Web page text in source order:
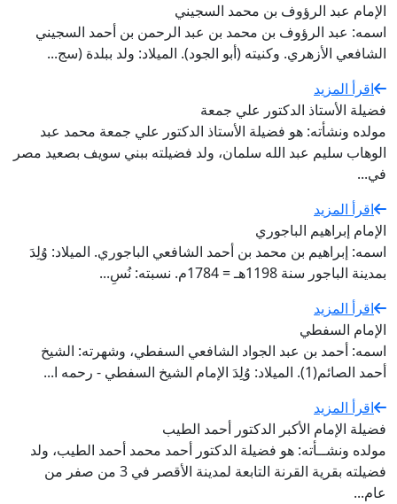
الإمام عبد الرؤوف بن محمد السجيني
اسمه: عبد الرؤوف بن محمد بن عبد الرحمن بن أحمد السجيني
الشافعي الأزهري. وكنيته (أبو الجود). الميلاد: ولد ببلدة (سج...
اقرأ المزيد
فضيلة الأستاذ الدكتور علي جمعة
مولده ونشأته: هو فضيلة الأستاذ الدكتور علي جمعة محمد عبد
الوهاب سليم عبد الله سلمان، ولد فضيلته ببني سويف بصعيد مصر
في...
اقرأ المزيد
الإمام إبراهيم الباجوري
اسمه: إبراهيم بن محمد بن أحمد الشافعي الباجوري. الميلاد: وُلِدَ
بمدينة الباجور سنة 1198هـ = 1784م. نسبته: نُسِ...
اقرأ المزيد
الإمام السفطي
اسمه: أحمد بن عبد الجواد الشافعي السفطي، وشهرته: الشيخ
أحمد الصائم(1). الميلاد: وُلِدَ الإمام الشيخ السفطي - رحمه ا...
اقرأ المزيد
فضيلة الإمام الأكبر الدكتور أحمد الطيب
مولده ونشــأته: هو فضيلة الدكتور أحمد محمد أحمد الطيب، ولد
فضيلته بقرية القرنة التابعة لمدينة الأقصر في 3 من صفر من
عام...